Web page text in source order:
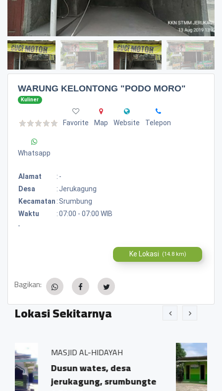
WARUNG KELONTONG "PODO MORO"
Kuliner
Favorite Map Website Telepon
Whatsapp
Alamat : -
Desa
: Jerukagung
Kecamatan : Srumbung
Waktu
:07:00 - 07:00 WIB
-
Ke Lokasi (14.8 km)
Bagikan:
Lokasi Sekitarnya
desa
srumbungte
MCK Umum
0.11 KM